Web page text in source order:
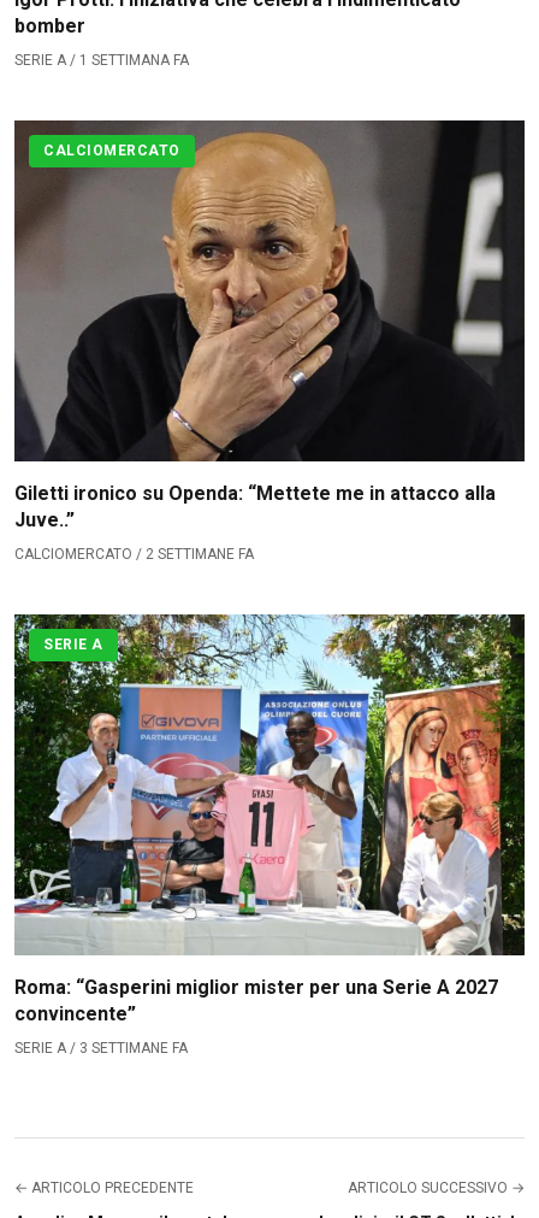
bomber
SERIE A / 1 SETTIMANA FA
CALCIOMERCATO
Giletti ironico su Openda: “Mettete me in attacco alla
Juve..”
CALCIOMERCATO / 2 SETTIMANE FA
SERIE A
Roma: “Gasperini miglior mister per una Serie A 2027
convincente”
SERIE A / 3 SETTIMANE FA
← ARTICOLO PRECEDENTE ARTICOLO SUCCESSIVO →